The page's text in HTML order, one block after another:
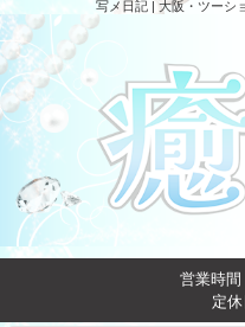
写メ日記 | 大阪・ツーシ
営業時間
定